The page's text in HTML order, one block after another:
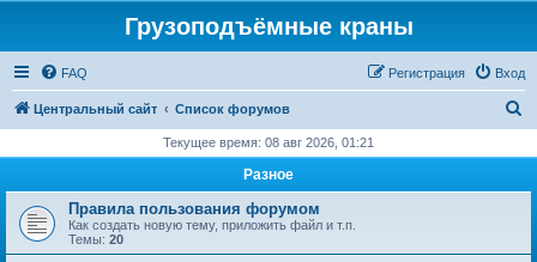
Грузоподъёмные краны
FAQ Вход
Регистрация
Центральный сайт Список форумов
с
Текущее время: 08 авг 2026, 01:21
Разное
Правила пользования форумом
Как создать новую тему, приложить файл и т.п.
Темы: 20